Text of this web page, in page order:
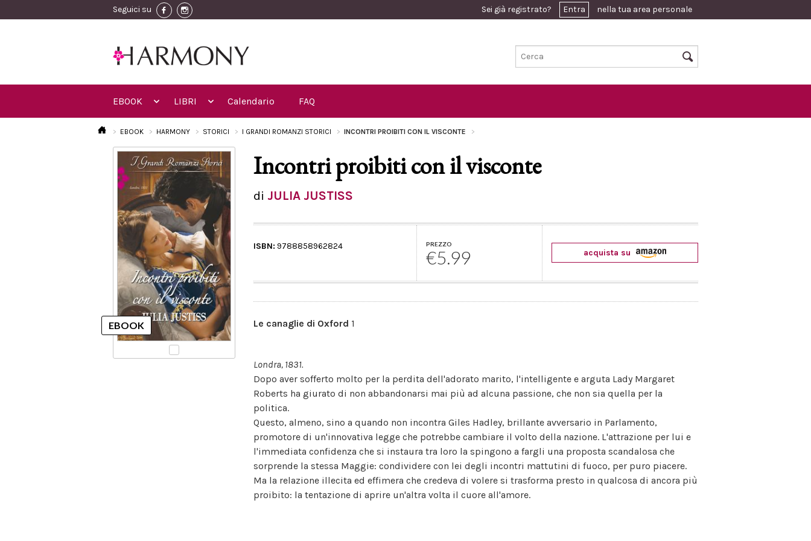
Seguici su Sei già registrato? Entra nella tua area personale
EBOOK LIBRI Calendario FAQ
EBOOK HARMONY STORICI I GRANDI ROMANZI STORICI INCONTRI PROIBITI CON IL VISCONTE
Incontri proibiti con il visconte
di JULIA JUSTISS
ISBN: 9788858962824 PREZZO
€5.99 acquista su
Le canaglie di Oxford 1
Londra, 1831.
Dopo aver sofferto molto per la perdita dell'adorato marito, l'intelligente e arguta Lady Margaret
Roberts ha giurato di non abbandonarsi mai più ad alcuna passione, che non sia quella per la
politica.
Questo, almeno, sino a quando non incontra Giles Hadley, brillante avversario in Parlamento,
promotore di un'innovativa legge che potrebbe cambiare il volto della nazione. L'attrazione per lui e
l'immediata confidenza che si instaura tra loro la spingono a fargli una proposta scandalosa che
sorprende la stessa Maggie: condividere con lei degli incontri mattutini di fuoco, per puro piacere.
Ma la relazione illecita ed effimera che credeva di volere si trasforma presto in qualcosa di ancora più
proibito: la tentazione di aprire un'altra volta il cuore all'amore.